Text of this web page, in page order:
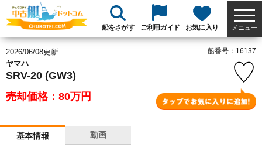
船をさがす ご利用ガイド お気に入り メニュー
2026/06/08更新
ヤマハ
SRV-20 (GW3)
売却価格：80万円
船番号：16137
基本情報 動画